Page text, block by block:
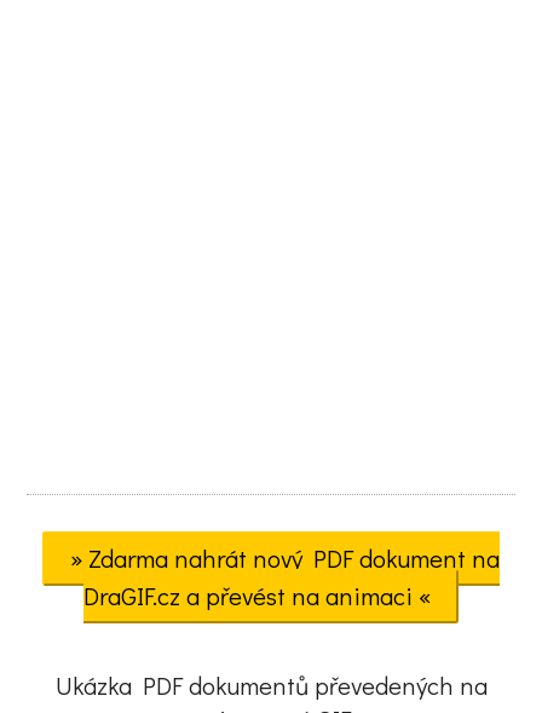
» Zdarma nahrát nový PDF dokument na
DraGIF.cz a převést na animaci «
Ukázka PDF dokumentů převedených na